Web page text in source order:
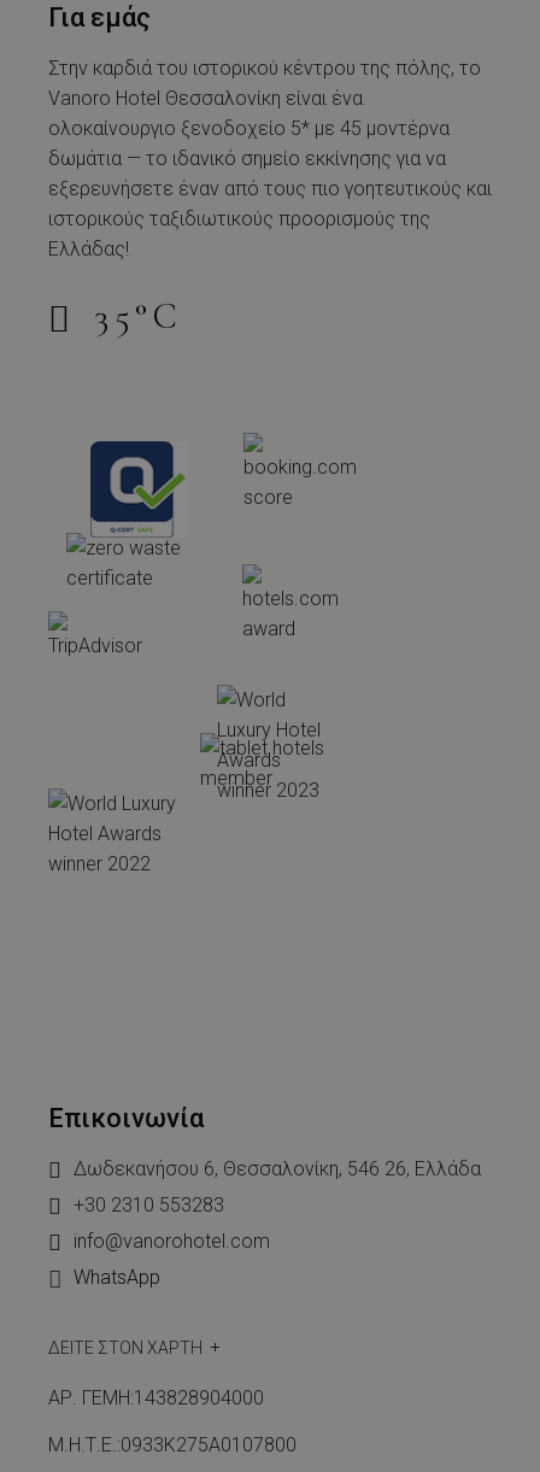
Για εμάς
Στην καρδιά του ιστορικού κέντρου της πόλης, το
Vanoro Hotel Θεσσαλονίκη είναι ένα
ολοκαίνουργιο ξενοδοχείο 5* με 45 μοντέρνα
δωμάτια — το ιδανικό σημείο εκκίνησης για να
εξερευνήσετε έναν από τους πιο γοητευτικούς και
ιστορικούς ταξιδιωτικούς προορισμούς της
Ελλάδας!
35°C
Επικοινωνία
Δωδεκανήσου 6, Θεσσαλονίκη, 546 26, Ελλάδα
+30 2310 553283
info@vanorohotel.com
WhatsApp
ΔΕΙΤΕ ΣΤΟΝ ΧΑΡΤΗ
ΑΡ. ΓΕΜΗ:143828904000
Μ.Η.Τ.Ε.:0933Κ275Α0107800